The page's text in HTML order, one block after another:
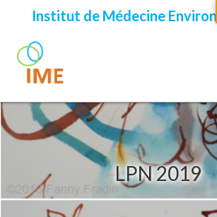
Institut de Médecine
LPN 2019